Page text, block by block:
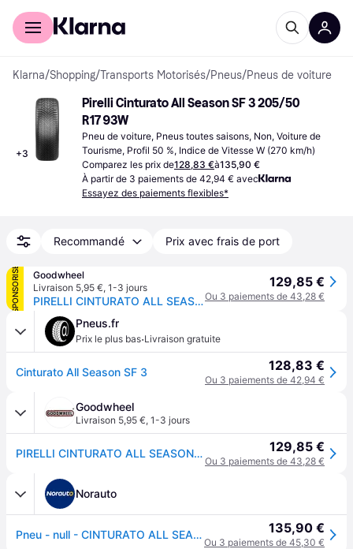
Acheter avec Klarna
Klarna/Shopping/Transports Motorisés/Pneus/Pneus de voiture
+3
Pirelli Cinturato All Season SF 3 205/50
R17 93W
Pneu de voiture, Pneus toutes saisons, Non, Voiture de
Tourisme, Profil 50 %, Indice de Vitesse W (270 km/h)
Comparez les prix de128,83 €à135,90 €
À partir de 3 paiements de 42,94 € avec
Essayez des paiements flexibles*
Recommandé Prix avec frais de port
SPONSORISÉ
Goodwheel
Livraison 5,95 €, 1-3 jours
PIRELLI CINTURATO ALL SEASON SF3 205/50R17 93W XL BSW
129,85 €
Ou 3 paiements de 43,28 €
Pneus.fr
Prix le plus bas·Livraison gratuite
Cinturato All Season SF 3 128,83 €
Ou 3 paiements de 42,94 €
Goodwheel
Livraison 5,95 €, 1-3 jours
PIRELLI CINTURATO ALL SEASON SF3 205/50R17 93W XL BSW 129,85 €
Ou 3 paiements de 43,28 €
Norauto
Pneu - null - CINTURATO ALL SEASON SF3 - Pirelli - 205-50-17-93-W 135,90 €
Ou 3 paiements de 45,30 €